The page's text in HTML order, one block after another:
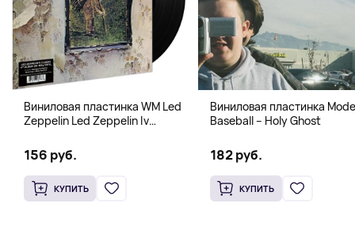
Виниловая пластинка WM Led
Zeppelin Led Zeppelin Iv
156 руб.
КУПИТЬ
Виниловая пластинка
Baseball – Holy Ghost
182 руб.
КУПИТЬ